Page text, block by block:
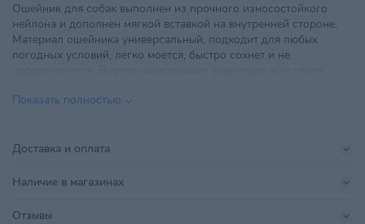
Линейка бренда Walk Base Collar
Материал Пластик, Нейлон
Производитель
Размер
Ошейник для собак выполнен из прочного износостойкого
нейлона и дополнен мягкой вставкой на внутренней стороне.
Материал ошейника универсальный, подходит для любых
погодных условий, легко моется, быстро сохнет и не
и вашей собаке. В ошейник добавлен светоотражающий
Подходит для крупных пород собак. Размер: 2,5x46-62 см.
Показать полностью
Доставка и оплата
Наличие в магазинах
Отзывы